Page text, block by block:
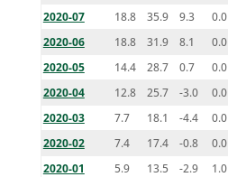
2020-07
18.8 35.9 9.3 0.0
2020-06
18.8 31.9 8.1 0.0
2020-05
14.4 28.7 0.7 0.0
2020-04
12.8 25.7 -3.0 0.0
2020-03
7.7 18.1 -4.4 0.0
2020-02
7.4 17.4 -0.8 0.0
2020-01
5.9 13.5 -2.9 1.0